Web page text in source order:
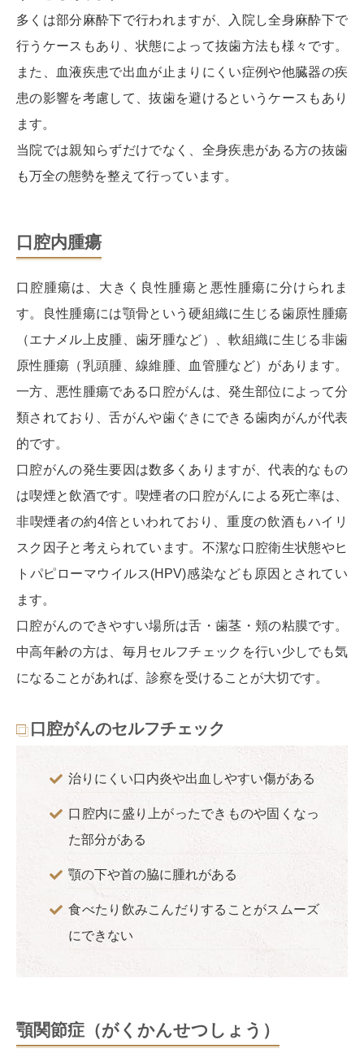
多くは部分麻酔下で行われますが、入院し全身麻酔下で
行うケースもあり、状態によって抜歯方法も様々です。
また、血液疾患で出血が止まりにくい症例や他臓器の疾
患の影響を考慮して、抜歯を避けるというケースもあり
ます。
当院では親知らずだけでなく、全身疾患がある方の抜歯
も万全の態勢を整えて行っています。
口腔内腫瘍
口腔腫瘍は、大きく良性腫瘍と悪性腫瘍に分けられま
す。良性腫瘍には顎骨という硬組織に生じる歯原性腫瘍
（エナメル上皮腫、歯牙腫など）、軟組織に生じる非歯
原性腫瘍（乳頭腫、線維腫、血管腫など）があります。
一方、悪性腫瘍である口腔がんは、発生部位によって分
類されており、舌がんや歯ぐきにできる歯肉がんが代表
的です。
口腔がんの発生要因は数多くありますが、代表的なもの
は喫煙と飲酒です。喫煙者の口腔がんによる死亡率は、
非喫煙者の約4倍といわれており、重度の飲酒もハイリ
スク因子と考えられています。不潔な口腔衛生状態やヒ
トパピローマウイルス(HPV)感染なども原因とされてい
ます。
口腔がんのできやすい場所は舌・歯茎・頬の粘膜です。
中高年齢の方は、毎月セルフチェックを行い少しでも気
になることがあれば、診察を受けることが大切です。
口腔がんのセルフチェック
治りにくい口内炎や出血しやすい傷がある
口腔内に盛り上がったできものや固くなっ
た部分がある
顎の下や首の脇に腫れがある
食べたり飲みこんだりすることがスムーズ
にできない
顎関節症（がくかんせつしょう）